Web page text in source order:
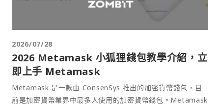
2026/07/28
2026 Metamask 小狐狸錢包教學介紹，立
即上手 Metamask
Metamask 是一款由 ConsenSys 推出的加密貨幣錢包，目
前是加密貨幣業界中最多人使用的加密貨幣錢包。Metamask